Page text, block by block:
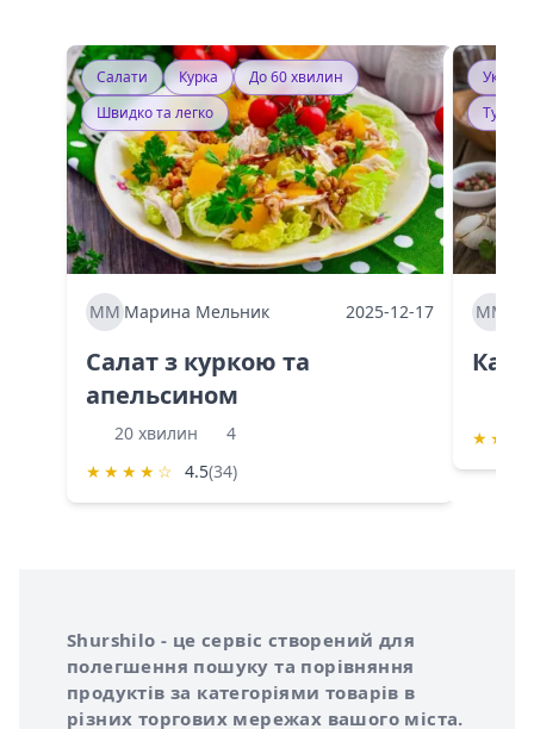
Салати Курка
До 60 хвилин
Швидко та легко
ММ Марина Мельник 2025-12-17
Салат з куркою та
апельсином
20 хвилин
4
★ ★ ★ ★ ☆ 4.5(34)
ММ
★ ★
Про сервіс Shurshilo
Shurshilo - це сервіс створений для
полегшення пошуку та порівняння
продуктів за категоріями товарів в
різних торгових мережах вашого міста.